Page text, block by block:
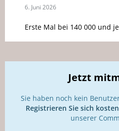
6. Juni 2026
Erste Mal bei 140 000 und
Jetzt
Sie haben noch kein
Registrieren Sie sich
unserer